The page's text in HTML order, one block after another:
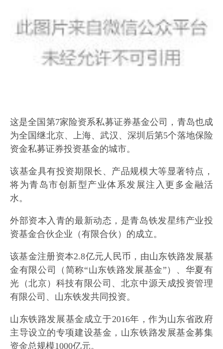
这是全国第7家险资系私募证券基金公司，青岛也成
为全国继北京、上海、武汉、深圳后第5个落地保险
资金私募证券投资基金的城市。
该基金具有投资期限长、产品规模大等显著特点，
将为青岛市创新型产业体系发展注入更多金融活
水。
外部资本入青的最新动态，是青岛铁发星纬产业投
资基金合伙企业（有限合伙）的成立。
该基金注册资本2.8亿元人民币，由山东铁路发展基
金有限公司（简称“山东铁路发展基金”）、华夏有
光（北京）科技有限公司、北京中源天成投资管理
有限公司、山东铁发共同投资。
山东铁路发展基金成立于2016年，作为山东省政府
主导设立的专项建设基金，山东铁路发展基金募集
资金总规模1000亿元。